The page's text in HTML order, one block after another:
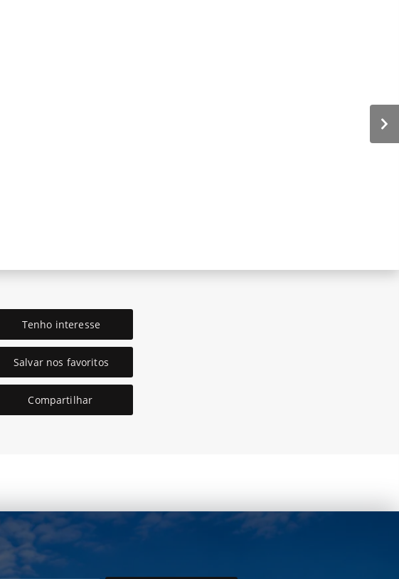
Tenho interesse
Salvar nos favoritos
Compartilhar